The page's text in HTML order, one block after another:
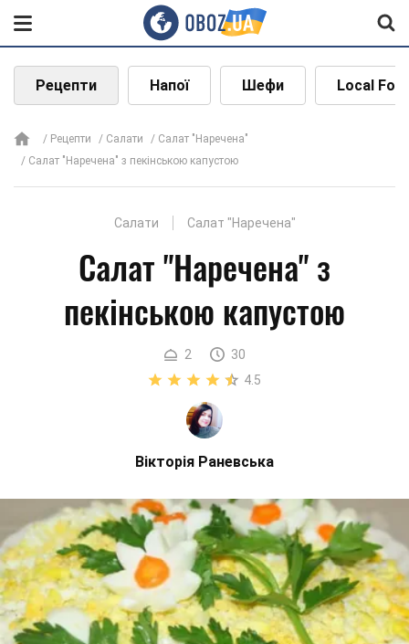
Рецепти Напої Шефи Local
Рецепти Салати
Салат "Наречена"
Салат "Наречена" з пекінською капустою
Салати Салат "Наречена"
Салат "Наречена" з
пекінською капустою
2
30
4.5
Вікторія Раневська